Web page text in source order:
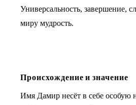
Универсальность, завершение,
миру мудрость.
Происхождение и значение
Имя Дамир несёт в себе особую